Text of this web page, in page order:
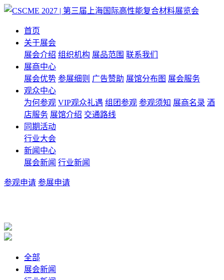
首页
关于展会
展会介绍 组织机构 展品范围 联系我们
展商中心
展会优势 参展细则 广告赞助 展馆分布图 展会服务
观众中心
为何参观 VIP观众礼遇 组团参观 参观须知 展商名录 酒
店服务 展馆介绍 交通路线
同期活动
行业大会
新闻中心
展会新闻 行业新闻
参观申请 参展申请
全部
展会新闻